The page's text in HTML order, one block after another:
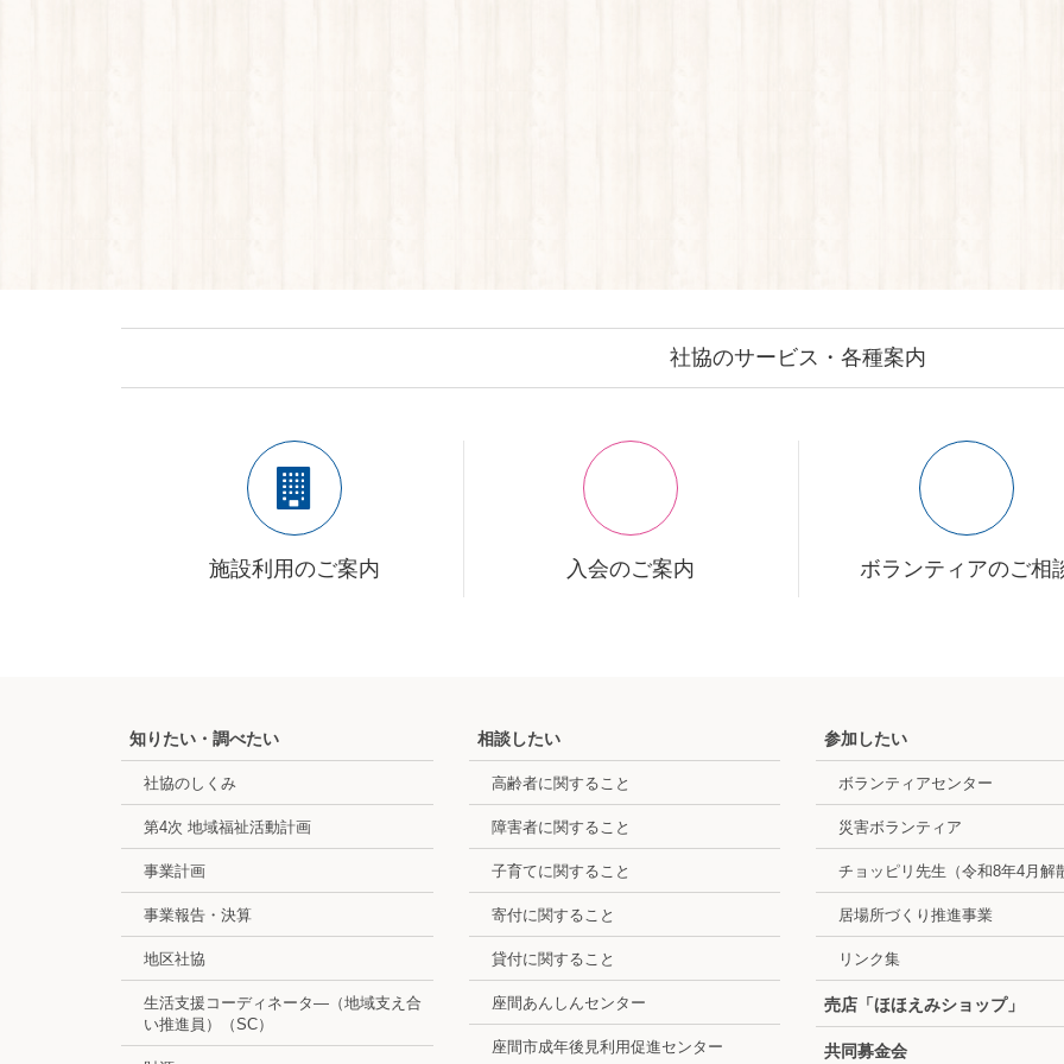
社協のサービス・各種案内
施設利用のご案内 入会のご案内 ボランティアのご相
知りたい・調べたい
社協のしくみ
第4次 地域福祉活動計画
事業計画
事業報告・決算
地区社協
生活支援コーディネータ―（地域支え合
い推進員）（SC）
相談したい
高齢者に関すること
障害者に関すること
子育てに関すること
寄付に関すること
貸付に関すること
座間あんしんセンター
座間市成年後見利用促進センター
参加したい
ボランティアセンター
災害ボランティア
チョッピリ先生（令和8年4月解
居場所づくり推進事業
リンク集
売店「ほほえみショップ」
共同募金会